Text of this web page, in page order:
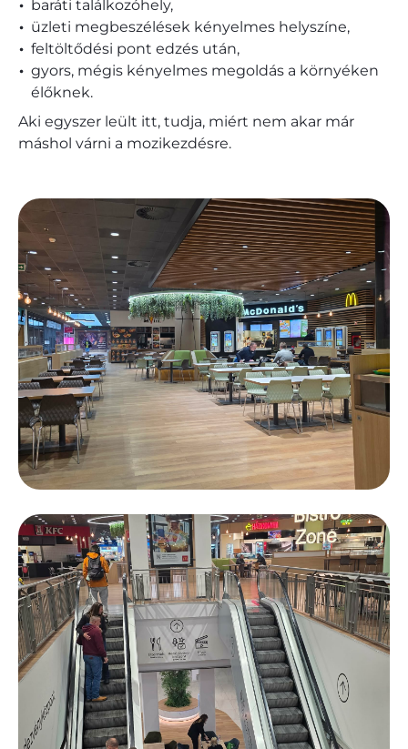
baráti találkozóhely,
üzleti megbeszélések kényelmes helyszíne,
feltöltődési pont edzés után,
gyors, mégis kényelmes megoldás a környéken
élőknek.
Aki egyszer leült itt, tudja, miért nem akar már
máshol várni a mozikezdésre.